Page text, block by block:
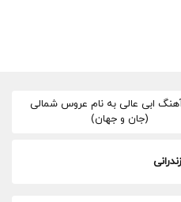
آهنگ ابی عالی به نام عروس شمالی
(جان و جهان)